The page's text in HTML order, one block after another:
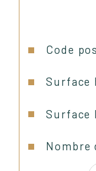
Caractéristiques
Code
Surface
Surface
Nombre